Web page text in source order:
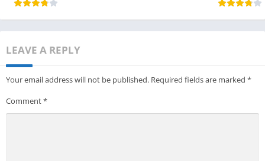
LEAVE A REPLY
Your email address will not be published. Required fields are marked *
Comment*